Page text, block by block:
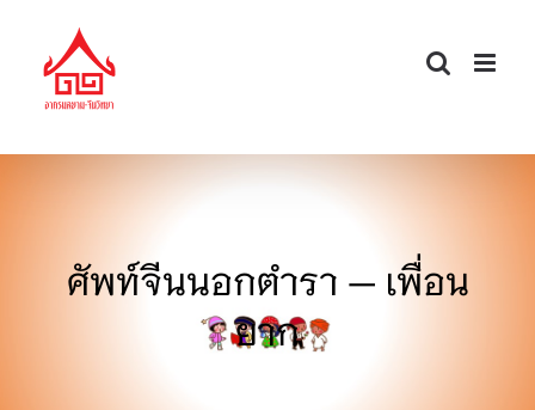
content
ศัพท์จีนนอกตำรา — เพื่อน
ยาก